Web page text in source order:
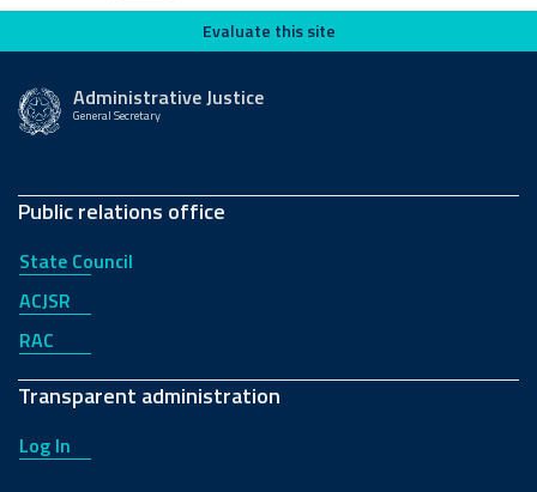
Evaluate this siteEvaluate this site
Administrative Justice
General Secretary
Public relations office
State Council
ACJSR
RAC
Transparent administration
Log In